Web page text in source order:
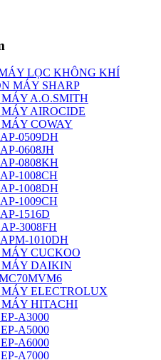
LỌC KHÔNG KHÍ
MÁY SHARP
A.O.SMITH
AIROCIDE
COWAY
0509DH
0608JH
0808KH
1008CH
1008DH
1009CH
1516D
3008FH
1010DH
CUCKOO
DAIKIN
ELECTROLUX
HITACHI
A3000
A5000
A6000
A7000